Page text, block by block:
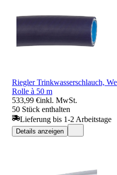
Riegler Trinkwasserschlauch,
Rolle à 50 m
533,99 €inkl. MwSt.
50 Stück enthalten
Lieferung bis 1-2 Arbeitstage
Details anzeigen